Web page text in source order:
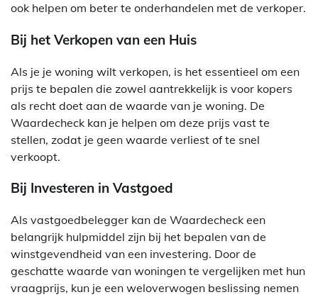
ook helpen om beter te onderhandelen met de verkoper.
Bij het Verkopen van een Huis
Als je je woning wilt verkopen, is het essentieel om een
prijs te bepalen die zowel aantrekkelijk is voor kopers
als recht doet aan de waarde van je woning. De
Waardecheck kan je helpen om deze prijs vast te
stellen, zodat je geen waarde verliest of te snel
verkoopt.
Bij Investeren in Vastgoed
Als vastgoedbelegger kan de Waardecheck een
belangrijk hulpmiddel zijn bij het bepalen van de
winstgevendheid van een investering. Door de
geschatte waarde van woningen te vergelijken met hun
vraagprijs, kun je een weloverwogen beslissing nemen